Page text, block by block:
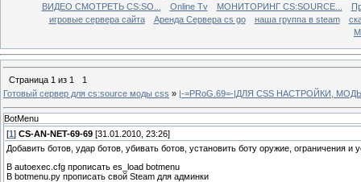
ВИДЕО СМОТРЕТЬ CS:SO...
Online Tv МОНИТОРИНГ CS:SOURCE...
игровые сервера сайта
Аренда Сервера cs go наша группа в steam
Страница 1 из 1
1
Готовый сервер для cs:source моды css » |-=PRoG.69=-|ДЛЯ CSS НАСТРОЙКИ,
BotMenu
[1 ] CS-AN-NET-69-69 [31.01.2010, 23:26]
Добавить ботов, удар ботов, убивать ботов, установить боту оружие, ограничения
В autoexec.cfg прописать es_load botmenu
В botmenu.py прописать свой Steam для админки